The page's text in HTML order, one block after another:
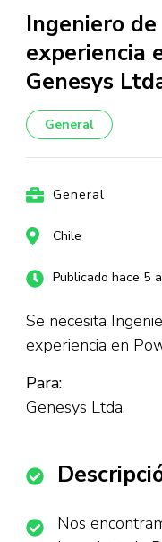
Ingeniero
experiencia
Genesys
General
General
Chile
Publicado hace 5
Se necesita
experiencia en
Para:
Genesys Ltda.
Nos